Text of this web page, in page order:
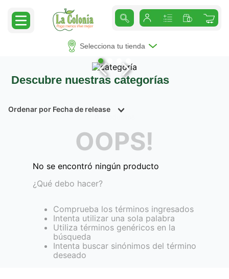
Selecciona tu tienda
Descubre nuestras categorías
Ordenar por Fecha de release
OOPS!
No se encontró ningún producto
¿Qué debo hacer?
Comprueba los términos ingresados
Intenta utilizar una sola palabra
Utiliza términos genéricos en la
búsqueda
Intenta buscar sinónimos del término
deseado